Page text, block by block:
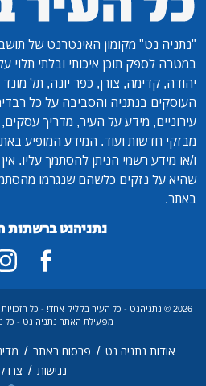
"נתניה נט" מקומון האינטרנט של
במטרה לספק תוכן איכותי ובלתי תלוי
יהודה, קדימה, צורן, כפר יונה, תל מונד
העוסקים בנתניה והסביבה על כל
עירוניים, מידע על העיר, מדריך
מבזקי חדשות ועוד. המידע המופיע
ו/או מידע רשמי הניתן להסתמך עליו.
שהיא על נזקים כלשהם שנגרמו
באתר.
נתניהנט ברשתות
2026 © נתניהנט - כל העיר בקליק אחד! - כל
מפעילת האתר נתניה נט - כל
אודות נתניה נט / פרסום באתר /
נגישות / צרו